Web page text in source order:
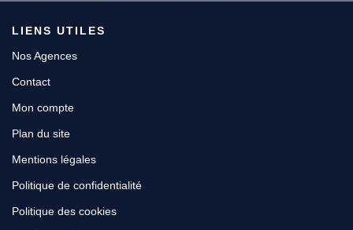
LIENS UTILES
Nos Agences
Contact
Mon compte
Plan du site
Mentions légales
Politique de confidentialité
Politique des cookies